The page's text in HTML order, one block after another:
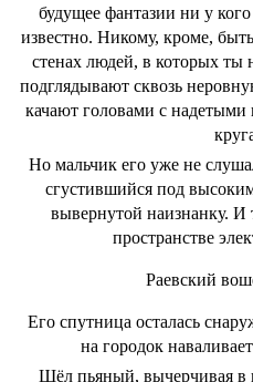
будущее фантазии ни у
известно. Никому, кроме,
стенах людей, в которых ты
подглядывают сквозь
качают головами с
Но мальчик его уже не
сгустившийся под
вывернутой наизнанку. И
пространстве
Раевский
Его спутница осталась
на городок
Шёл пьяный, вычерчивая